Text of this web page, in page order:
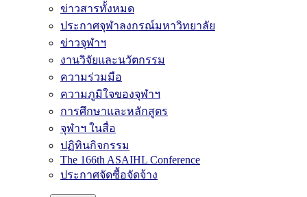
ข่าวสารทั้งหมด
ประกาศจุฬาลงกรณ์มหาวิทยาลัย
ข่าวจุฬาฯ
งานวิจัยและนวัตกรรม
ความร่วมมือ
ความภูมิใจของจุฬาฯ
การศึกษาและหลักสูตร
จุฬาฯ ในสื่อ
ปฏิทินกิจกรรม
The 166th ASAIHL Conference
ประกาศจัดซื้อจัดจ้าง